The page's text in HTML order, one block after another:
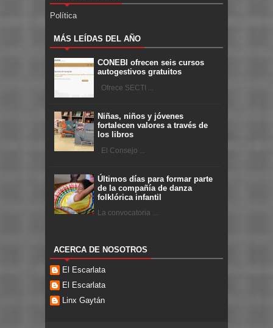
Política
MÁS LEÍDAS DEL AÑO
CONEBI ofrecen seis cursos
autogestivos gratuitos
Ofrece SECTI ...
Niñas, niños y jóvenes
fortalecen valores a través de
los libros
El Consejo ...
Últimos días para formar parte
de la compañía de danza
folklórica infantil
La convocatoria ...
ACERCA DE NOSOTROS
El Escarlata
El Escarlata
Linx Gaytán